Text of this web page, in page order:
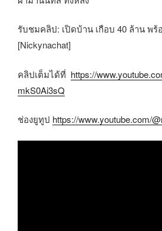
รับชมคลิป: เปิดบ้าน เกือบ 40 ล้าน พ
[Nickynachat]
คลิปเต็มได้ที่ https://
mkS0Ai3sQ
ช่องยูทูป https://www.youtube.com/